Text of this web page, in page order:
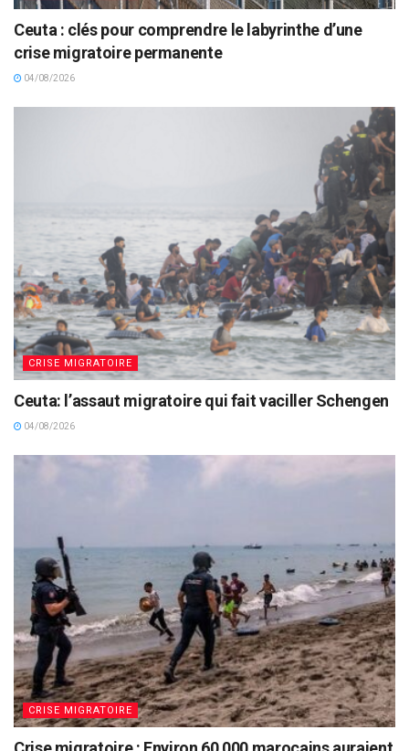
Ceuta : clés pour comprendre le labyrinthe d’une
crise migratoire permanente
04/08/2026
CRISE MIGRATOIRE
Ceuta: l’assaut migratoire qui fait vaciller Schengen
04/08/2026
CRISE MIGRATOIRE